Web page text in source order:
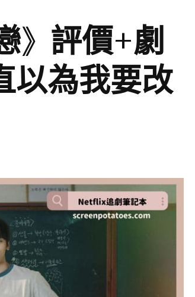
》評價+劇
以為我要改